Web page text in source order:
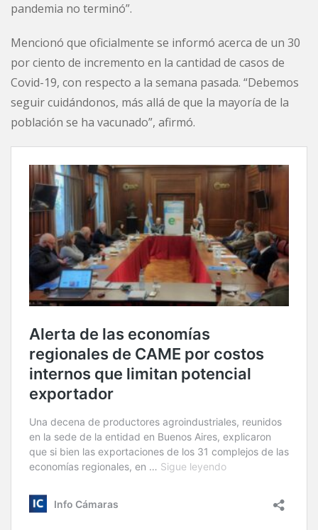
pandemia no terminó”.
Mencionó que oficialmente se informó acerca de un 30
por ciento de incremento en la cantidad de casos de
Covid-19, con respecto a la semana pasada. “Debemos
seguir cuidándonos, más allá de que la mayoría de la
población se ha vacunado”, afirmó.